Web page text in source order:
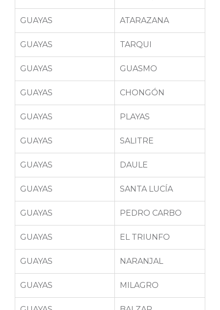
GUAYAS ATARAZANA
GUAYAS TARQUI
GUAYAS GUASMO
GUAYAS CHONGÓN
GUAYAS PLAYAS
GUAYAS SALITRE
GUAYAS DAULE
GUAYAS SANTA LUCÍA
GUAYAS PEDRO CARBO
GUAYAS EL TRIUNFO
GUAYAS NARANJAL
GUAYAS MILAGRO